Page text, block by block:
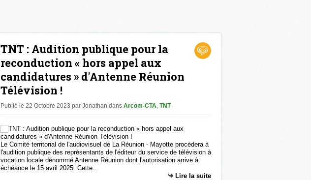
TNT : Audition publique pour la
reconduction « hors appel aux
candidatures » d'Antenne Réunion
Télévision !
Publié le 22 Octobre 2023 par Jonathan dans Arcom-CTA, TNT
Le Comité territorial de l'audiovisuel de La Réunion - Mayotte procèdera à
l'audition publique des représentants de l'éditeur du service de télévision à
vocation locale dénommé Antenne Réunion dont l'autorisation arrive à
échéance le 15 avril 2025. Cette...
Lire la suite